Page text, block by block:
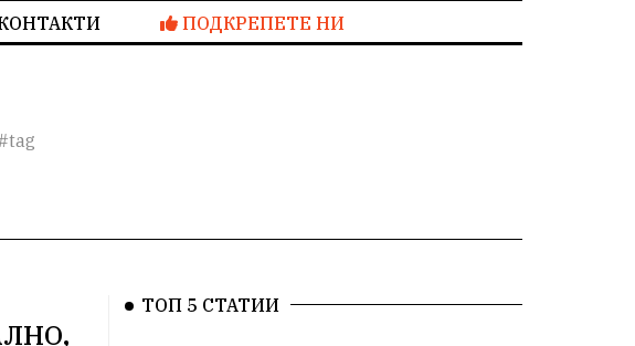
ПОДКРЕПЕТЕ НИ
ТОП 5 СТАТИИ